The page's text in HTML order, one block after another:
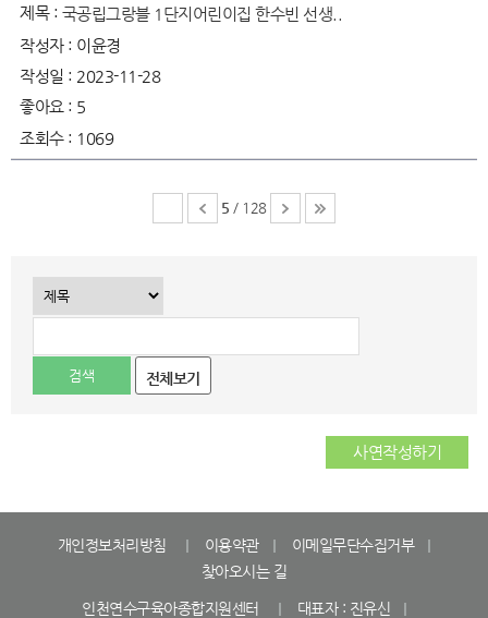
제목 : 국공립그랑블 1단지어린이집 한수빈 선생..
작성자 : 이윤경
작성일 : 2023-11-28
좋아요 : 5
조회수 : 1069
5 / 128
전체보기
사연작성하기
개인정보처리방침 이용약관
이메일무단수집거부
찾아오시는 길
인천연수구육아종합지원센터 대표자 : 진유신